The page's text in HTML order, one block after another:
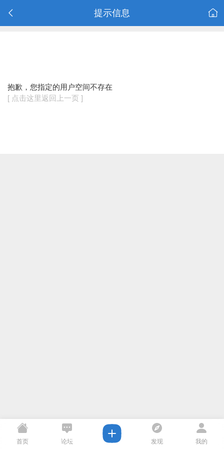
提示信息
抱歉，您指定的用户空间不存在
[ 点击这里返回上一页 ]
首页 论坛 发现 我的